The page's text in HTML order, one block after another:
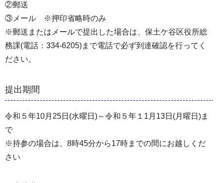
②郵送
③メール ※押印省略時のみ
※郵送またはメールで提出した場合は、保土ケ谷区役所総
務課(電話：334-6205)まで電話で必ず到達確認を行ってく
ださい。
提出期間
令和５年10月25日(水曜日)～令和５年１1月13日(月曜日)ま
で
※持参の場合は、8時45分から17時までの間にお越しくだ
さい